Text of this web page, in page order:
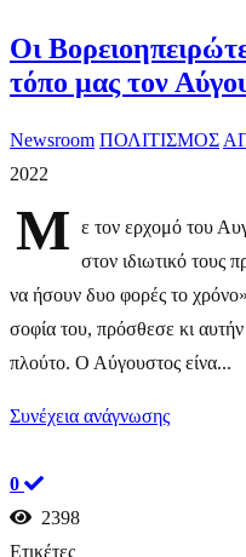
Οι
τόπο μας τον
Newsroom ΠΟΛΙΤΙΣΜΟΣ
2022
Μ
ε τον ερχομό του
στον ιδιωτικό τους
να ήσουν δυο φορές το
σοφία του, πρόσθεσε κι
πλούτο. Ο Αύγουστος είνα...
Συνέχεια ανάγνωσης
0
2398
Ετικέτες